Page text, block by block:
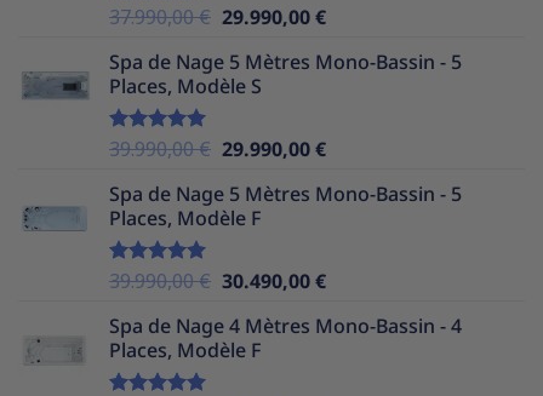
Note5.00
37.990,00€ Le
initial
était :
29.990,00€Le
actuel
Spa de Nage 5 Mètres Mono-Bassin - 5
Places, Modèle S
Note5.00
39.990,00€ Le
initial
était :
29.990,00€Le
actuel
Spa de Nage 5 Mètres Mono-Bassin - 5
Places, Modèle F
Note5.00
39.990,00€ Le
initial
était :
30.490,00€Le
actuel
Spa de Nage 4 Mètres Mono-Bassin - 4
Places, Modèle F